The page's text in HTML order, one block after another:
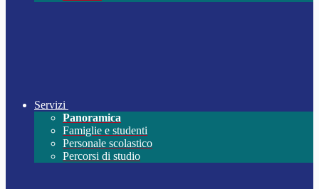
Servizi
Panoramica
Famiglie e studenti
Personale scolastico
Percorsi di studio